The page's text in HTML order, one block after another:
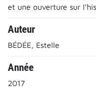
et une ouverture sur
Auteur
BÉDÉE, Estelle
Année
2017